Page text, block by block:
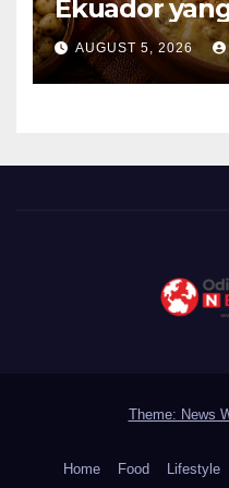
Ekuador
dan Rasa
AUGUST 5, 2026
Theme: News
Home Food Lifestyle